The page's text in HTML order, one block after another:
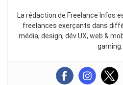
La rédaction de Freelance Infos
freelances exerçants dans
média, design, dév UX, web &
gaming.